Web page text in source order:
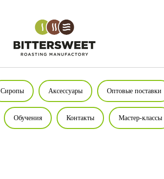
Сиропы Аксессуары Оптовые поставки
Обучения Контакты Мастер-классы